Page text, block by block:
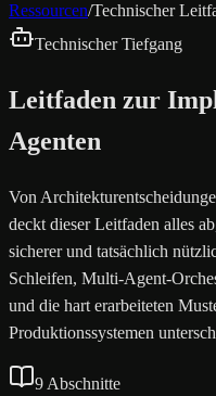
Ressourcen/Technischer
Technischer Tiefgang
Leitfaden zur
Agenten
Von
deckt dieser Leitfaden alles
sicherer und tatsächlich
Schleifen, Multi-Agent-
und die hart erarbeiteten
Produktionssystemen
9 Abschnitte